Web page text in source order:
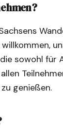
sowohl für
genießen.